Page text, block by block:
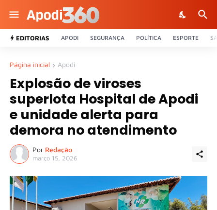
EDITORIAS APODI SEGURANÇA POLÍTICA ESPORTE
Página inicial Apodi
Explosão de viroses
superlota Hospital de Apodi
e unidade alerta para
demora no atendimento
Por Redação
março 15, 2026